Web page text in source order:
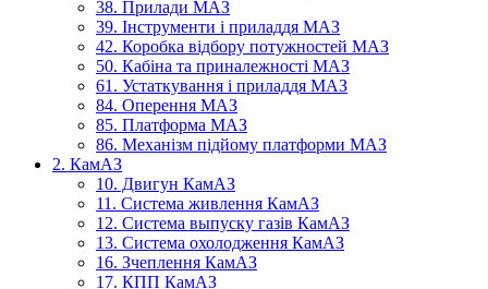
38. Прилади МАЗ
39. Інструменти і приладдя МАЗ
42. Коробка відбору потужностей МАЗ
50. Кабіна та приналежності МАЗ
61. Устаткування і приладдя МАЗ
84. Оперення МАЗ
85. Платформа МАЗ
86. Механізм підйому платформи МАЗ
2. КамАЗ
10. Двигун КамАЗ
11. Система живлення КамАЗ
12. Система выпуску газів КамАЗ
13. Система охолодження КамАЗ
16. Зчеплення КамАЗ
17. КПП КамАЗ